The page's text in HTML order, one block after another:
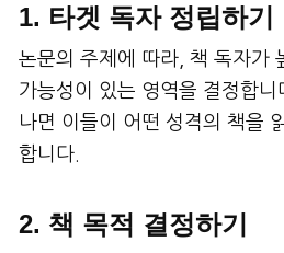
1. 타겟 독자 정립하기
논문의 주제에 따라, 책 독자가
가능성이 있는 영역을 결정합
나면 이들이 어떤 성격의 책을
합니다.
2. 책 목적 결정하기